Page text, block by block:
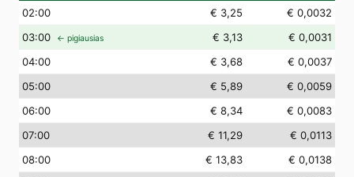
02:00 € 3,25
€ 0,0032
03:00 ← pigiausias € 3,13
€ 0,0031
04:00 € 3,68
€ 0,0037
05:00 € 5,89
€ 0,0059
06:00 € 8,34
€ 0,0083
07:00 € 11,29
€ 0,0113
08:00 € 13,83
€ 0,0138